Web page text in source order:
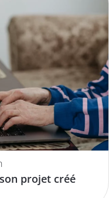
projet créé